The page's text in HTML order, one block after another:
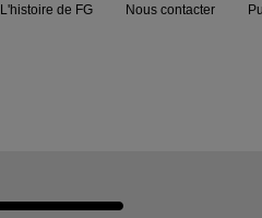
L'histoire de FG Nous contacter